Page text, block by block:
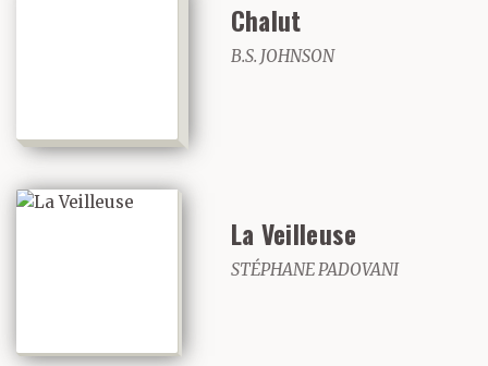
Chalut
B.S. JOHNSON
La Veilleuse
STÉPHANE PADOVANI